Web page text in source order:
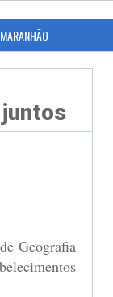
Geografia